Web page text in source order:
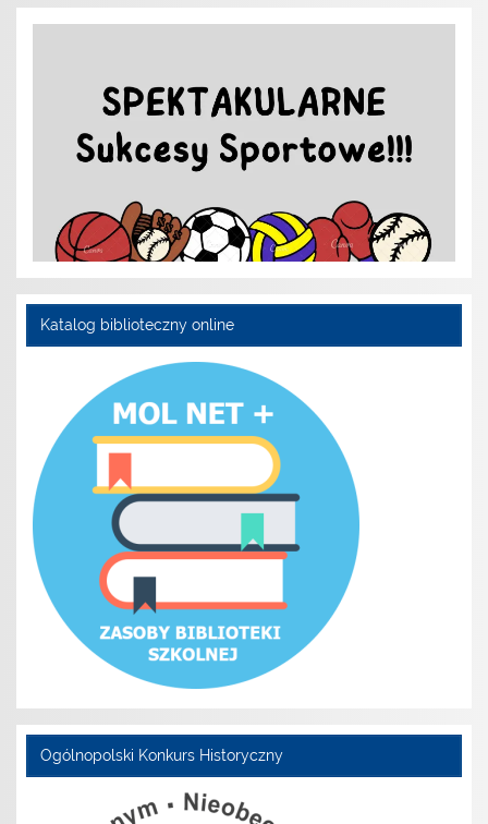
Katalog biblioteczny online
Ogólnopolski Konkurs Historyczny